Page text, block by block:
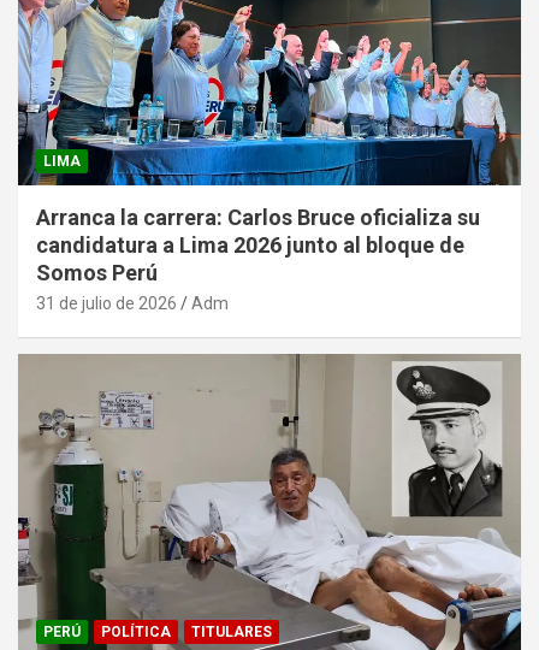
LIMA
Arranca la carrera: Carlos Bruce oficializa su
candidatura a Lima 2026 junto al bloque de
Somos Perú
31 de julio de 2026 Adm
PERÚ POLÍTICA TITULARES